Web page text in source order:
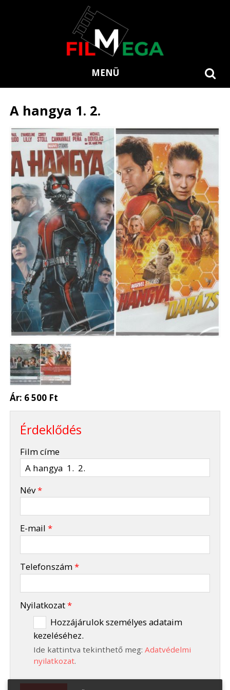
MENÜ
A hangya 1. 2.
Ár: 6 500 Ft
Érdeklődés
Film címe
Név*
E-mail*
Telefonszám*
Nyilatkozat*
Hozzájárulok személyes adataim
kezeléséhez.
Ide kattintva tekinthető meg: Adatvédelmi
nyilatkozat.